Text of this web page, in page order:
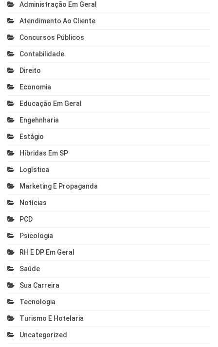
Administração Em Geral
Atendimento Ao Cliente
Concursos Públicos
Contabilidade
Direito
Economia
Educação Em Geral
Engehnharia
Estágio
Híbridas Em SP
Logística
Marketing E Propaganda
Notícias
PCD
Psicologia
RH E DP Em Geral
Saúde
Sua Carreira
Tecnologia
Turismo E Hotelaria
Uncategorized